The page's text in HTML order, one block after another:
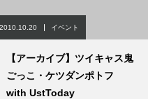
2010.10.20 イベント
【アーカイブ】ツイキャス鬼
ごっこ・ケツダンポトフ
with UstToday